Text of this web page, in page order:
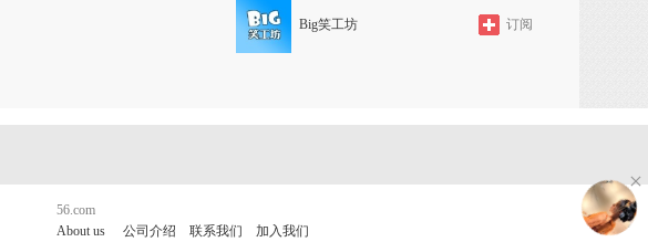
Big笑工坊 订阅
56.com
About us
公司介绍 联系我们 加入我们